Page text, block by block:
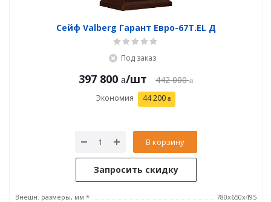
Сейф Valberg Гарант Евро-67Т.EL Д
Под заказ
397 800 /шт 442 000
Экономия 44 200
В корзину
Запросить скидку
Внешн. размеры, мм *
780х650х495